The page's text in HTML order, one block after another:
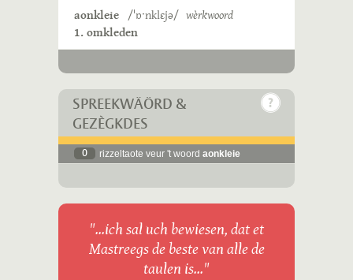
aonkleie /ˈɒˑnklɛjə/ wèrkwoord
1. omkleden
SPREEKWÄÖRD &
GEZÈGKDES
0 rizzeltaote veur 't woord aonkleie
"...ich sal uch bewiesen, dat et
Mastreegs de beste van alle de
taulen is..."